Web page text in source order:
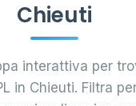
Chieuti
interattiva per
in Chieuti. Filtra